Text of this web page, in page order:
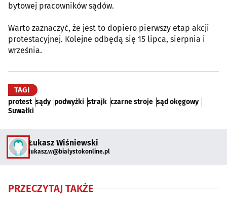
bytowej pracowników sądów.
Warto zaznaczyć, że jest to dopiero pierwszy etap akcji
protestacyjnej. Kolejne odbędą się 15 lipca, sierpnia i
września.
TAGI
protest sądy podwyżki strajk czarne stroje sąd okęgowy
Suwałki
Łukasz Wiśniewski
lukasz.w@bialystokonline.pl
PRZECZYTAJ TAKŻE